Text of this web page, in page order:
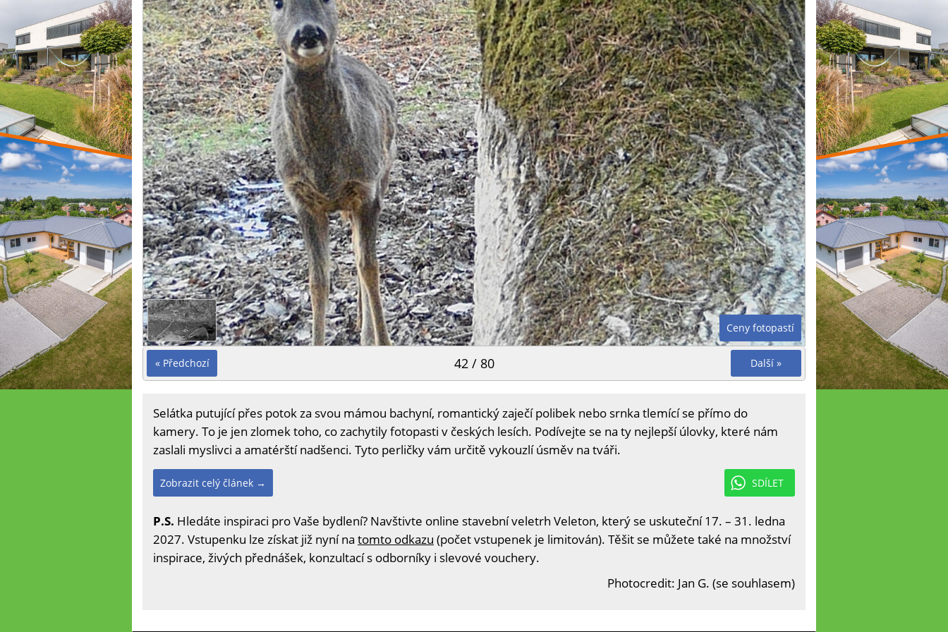
Ceny fotopastí
« Předchozí Další »
42 / 80
Selátka putující přes potok za svou mámou bachyní, romantický zaječí polibek nebo srnka tlemící se přímo do
kamery. To je jen zlomek toho, co zachytily fotopasti v českých lesích. Podívejte se na ty nejlepší úlovky, které nám
zaslali myslivci a amatérští nadšenci. Tyto perličky vám určitě vykouzlí úsměv na tváři.
SDÍLET
Zobrazit celý článek →
P.S. Hledáte inspiraci pro Vaše bydlení? Navštivte online stavební veletrh Veleton, který se uskuteční 17. – 31. ledna
2027. Vstupenku lze získat již nyní na tomto odkazu (počet vstupenek je limitován). Těšit se můžete také na množství
inspirace, živých přednášek, konzultací s odborníky i slevové vouchery.
Photocredit: Jan G. (se souhlasem)